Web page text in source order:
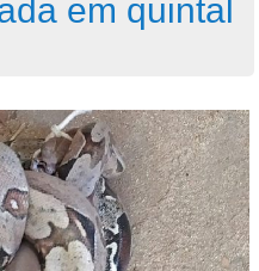
em quintal